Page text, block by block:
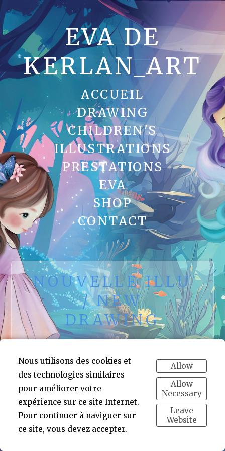
EVA DE
KERLAN_ART
ACCUEIL
DRAWING
CHILDREN'S
ILLUSTRATIONS
PRESTATIONS
EVA
SHOP
CONTACT
NOUVELLE ILLU
/ NEW
DRAWING
Nous utilisons des cookies et
des technologies similaires
pour améliorer votre
expérience sur ce site Internet.
Pour continuer à naviguer sur
ce site, vous devez accepter.
Allow
Allow
Necessary
Leave
Website